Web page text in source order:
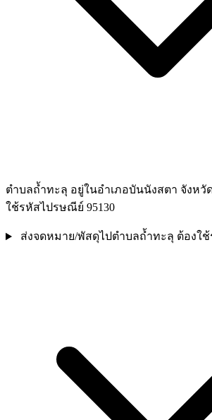
ตำบลถ้ำทะลุ อยู่ในอำเภอบันนังสตา จังหวั
ใช้รหัสไปรษณีย์ 95130
ส่งจดหมาย/พัสดุไปตำบลถ้ำทะลุ ต้องใ